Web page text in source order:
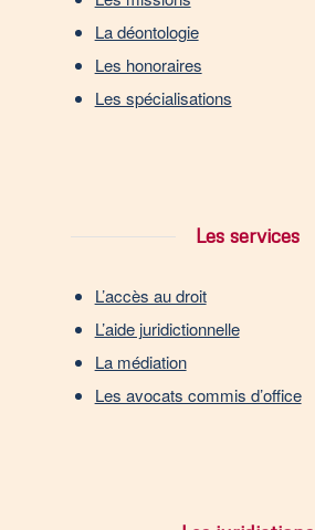
La déontologie
Les honoraires
Les spécialisations
Les services
L’accès au droit
L’aide juridictionnelle
La médiation
Les avocats commis d’office